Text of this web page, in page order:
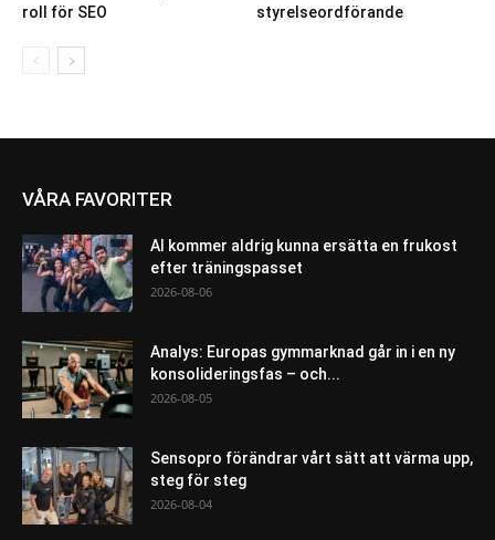
roll för SEO
styrelseordförande
VÅRA FAVORITER
AI kommer aldrig kunna ersätta en frukost
efter träningspasset
2026-08-06
Analys: Europas gymmarknad går in i en ny
konsolideringsfas – och...
2026-08-05
Sensopro förändrar vårt sätt att värma upp,
steg för steg
2026-08-04